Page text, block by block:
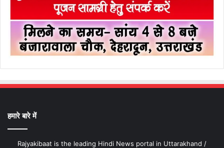
हमारे बारे में
Rajyakibaat is the leading Hindi News portal in Uttarakhand /